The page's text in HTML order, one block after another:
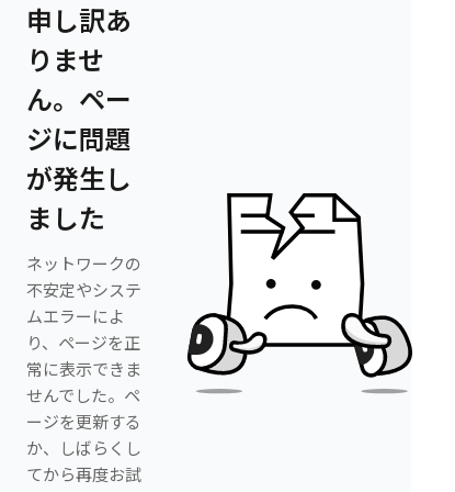
申し訳あ
りませ
ん。ペー
ジに問題
が発生し
ました
ネットワークの
不安定やシステ
ムエラーによ
り、ページを正
常に表示できま
せんでした。ペ
ージを更新する
か、しばらくし
てから再度お試